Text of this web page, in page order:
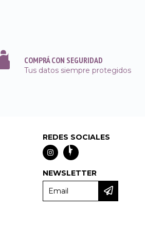
COMPRÁ CON SEGURIDAD
Tus datos siempre protegidos
REDES SOCIALES
NEWSLETTER